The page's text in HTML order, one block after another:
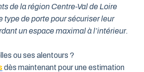
de la région Centre-Val de Loire
type de porte pour sécuriser leur
un espace maximal à l’intérieur.
ou ses alentours ?
dès maintenant pour une estimation